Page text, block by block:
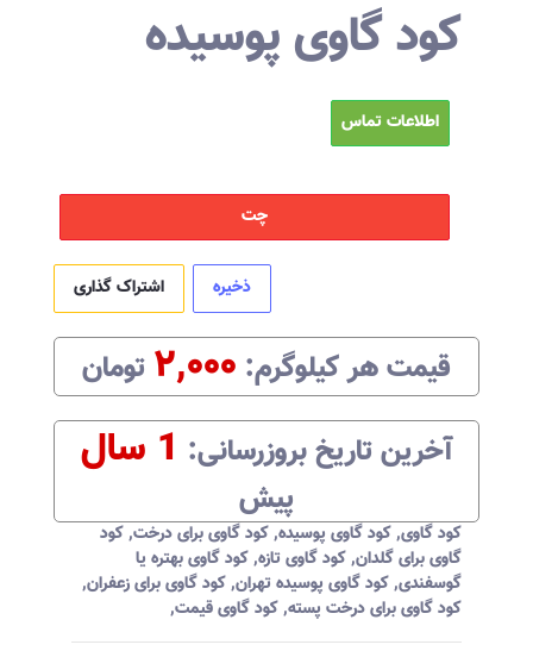
کود گاوی پوسیده
اطلاعات تماس
چت
ذخیره اشتراک گذاری
قیمت هرکیلوگرم:‌ ۲,۰۰۰ تومان
آخرین تاریخ بروزرسانی:‌ 1 سال
پیش
کود گاوی,کود گاوی پوسیده,کود گاوی برای درخت,کود
گاوی برای گلدان,کود گاوی تازه,کود گاوی بهتره یا
گوسفندی,کود گاوی پوسیده تهران,کود گاوی برای زعفران,
کود گاوی برای درخت پسته,کود گاوی قیمت,